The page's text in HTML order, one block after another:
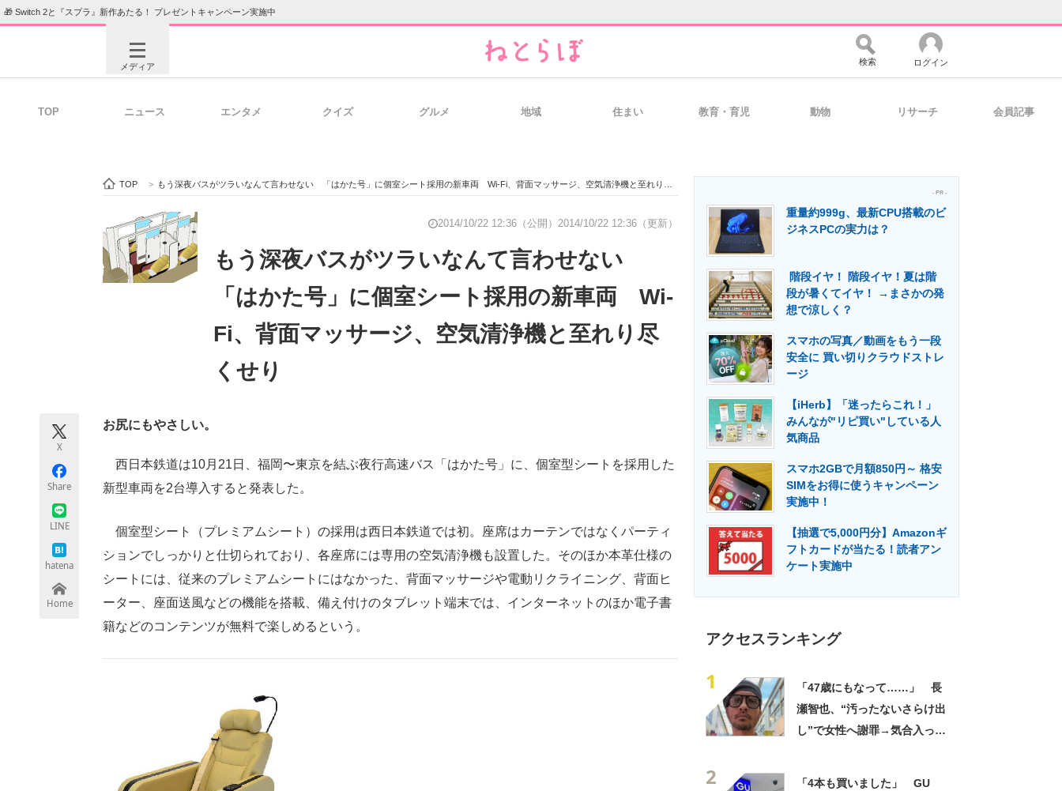
🎁 Switch 2と『スプラ』新作あたる！ プレゼントキャンペーン実施中
メディア
ビジネスと働き方のヒント 経営リーダーのコミュニティ マーケ×ITの今がよく分かる
ITエンジニア向け専門サイト 企業向けIT製品の総合サイト IT製品の技術・比較・事例 製造業のIT導入・活用を支援
モノづくり技術者専門サイト エネルギーの専門メディア 建設×テクノロジーの最前線
検索 ログイン
TOP ニュース エンタメ クイズ グルメ 地域 住まい 教育・育児 動物 リサーチ 会員記事
TOP > もう深夜バスがツラいなんて言わせない 「はかた号」に個室シート採用の新車両 Wi-Fi、背面マッサージ、空気清浄機と至れり尽くせり
2014/10/22 12:36（公開） 2014/10/22 12:36（更新）
もう深夜バスがツラいなんて言わせない
「はかた号」に個室シート採用の新車両 Wi-
Fi、背面マッサージ、空気清浄機と至れり尽
くせり
X
Share
LINE
hatena
Home
お尻にもやさしい。
西日本鉄道は10月21日、福岡〜東京を結ぶ夜行高速バス「はかた号」に、個室型シートを採用した
新型車両を2台導入すると発表した。
個室型シート（プレミアムシート）の採用は西日本鉄道では初。座席はカーテンではなくパーティ
ションでしっかりと仕切られており、各座席には専用の空気清浄機も設置した。そのほか本革仕様の
シートには、従来のプレミアムシートにはなかった、背面マッサージや電動リクライニング、背面ヒ
ーター、座面送風などの機能を搭載、備え付けのタブレット端末では、インターネットのほか電子書
籍などのコンテンツが無料で楽しめるという。
- PR -
重量約999g、最新CPU搭載のビ
ジネスPCの実力は？
階段イヤ！ 階段イヤ！夏は階
段が暑くてイヤ！ →まさかの発
想で涼しく？
スマホの写真／動画をもう一段
安全に 買い切りクラウドストレ
ージ
【iHerb】「迷ったらこれ！」
みんなが"リピ買い"している人
気商品
スマホ2GBで月額850円～ 格安
SIMをお得に使うキャンペーン
実施中！
【抽選で5,000円分】Amazonギ
フトカードが当たる！読者アン
ケート実施中
アクセスランキング
1
「47歳にもなって……」 長
瀬智也、“汚ったないさらけ出
し”で女性へ謝罪→気合入った
2
「4本も買いました」 GU